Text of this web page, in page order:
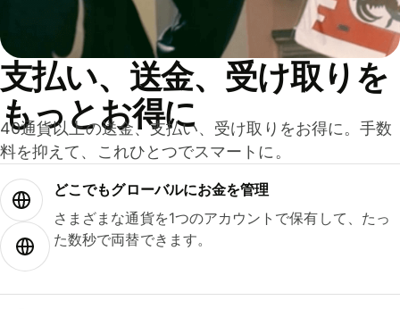
支払い、送金、受け取りを
もっとお得に
40通貨以上の送金、支払い、受け取りをお得に。手数
料を抑えて、これひとつでスマートに。
どこでもグ⁠ロ⁠ー⁠バ⁠ルにお金を管理
さまざまな通貨を1つのアカウントで保有して、たっ
た数秒で両替できます。